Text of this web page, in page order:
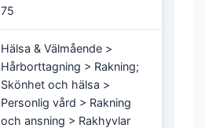
75
Hälsa & Välmående >
Hårborttagning > Rakning;
Skönhet och hälsa >
Personlig vård > Rakning
och ansning > Rakhyvlar